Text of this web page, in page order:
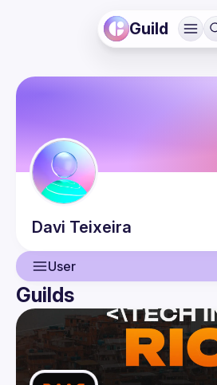
Guild
Davi Teixeira
User
User
Events
Guilds
Guilds